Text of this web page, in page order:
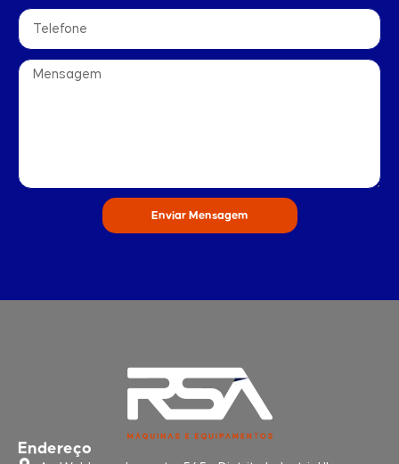
Enviar Mensagem
Endereço